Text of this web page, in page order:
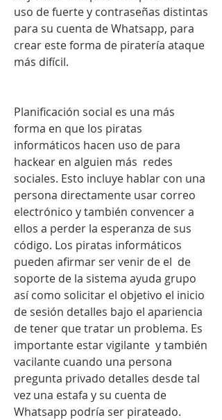
uso de fuerte y contraseñas distintas
para su cuenta de Whatsapp, para
crear este forma de piratería ataque
más difícil.
Planificación social es una más
forma en que los piratas
informáticos hacen uso de para
hackear en alguien más  redes
sociales. Esto incluye hablar con una
persona directamente usar correo
electrónico y también convencer a
ellos a perder la esperanza de sus
código. Los piratas informáticos
pueden afirmar ser venir de el  de
soporte de la sistema ayuda grupo
así como solicitar el objetivo el inicio
de sesión detalles bajo el apariencia
de tener que tratar un problema. Es
importante estar vigilante  y también
vacilante cuando una persona
pregunta privado detalles desde tal
vez una estafa y su cuenta de
Whatsapp podría ser pirateado.